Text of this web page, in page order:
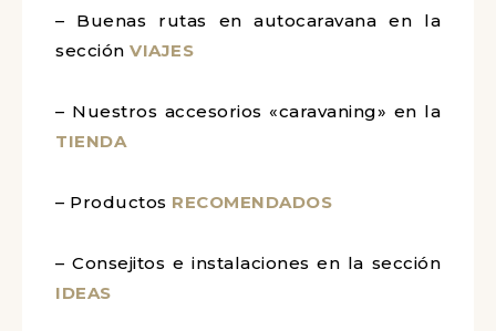
– Buenas rutas en autocaravana en la
sección VIAJES
– Nuestros accesorios «caravaning» en la
TIENDA
– Productos RECOMENDADOS
– Consejitos e instalaciones en la sección
IDEAS